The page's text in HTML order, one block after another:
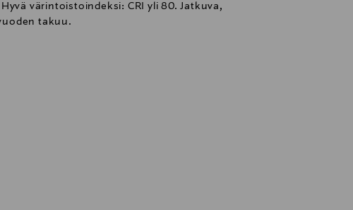
värintoistoindeksi: CRI yli 80. Jatkuva,
takuu.